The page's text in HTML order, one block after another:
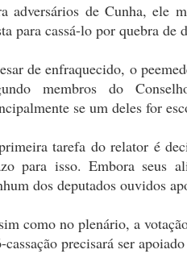
adversários de Cunha, ele
para cassá-lo por quebra de
de enfraquecido, o
membros do
se um deles for
tarefa do relator é
para isso. Embora seus
dos deputados ouvidos
como no plenário, a
cassação precisará ser